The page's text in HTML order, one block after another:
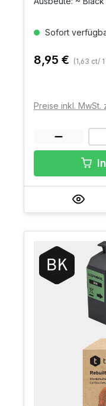
Sofort
8,95 € (1,63 ct/
Preise inkl. MwSt.